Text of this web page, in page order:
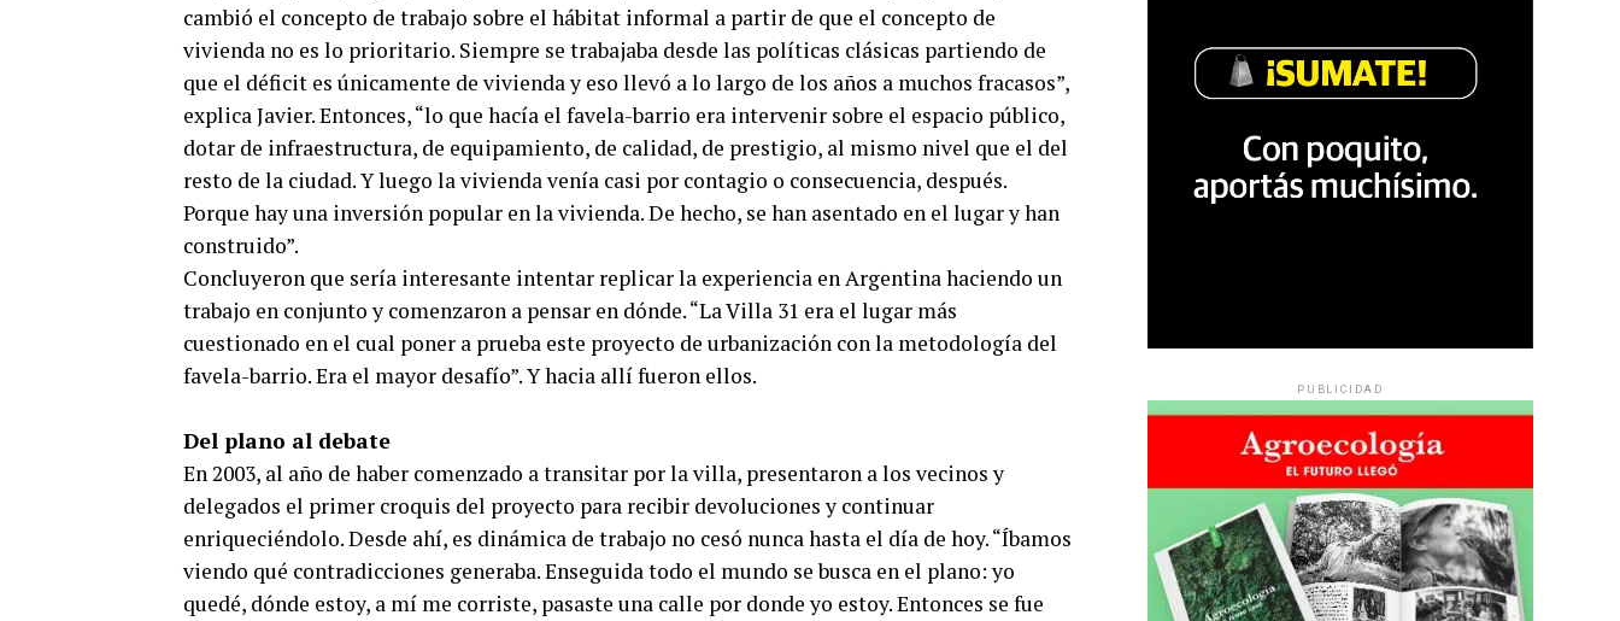
cambió el concepto de trabajo sobre el hábitat informal a partir de que el concepto de
vivienda no es lo prioritario. Siempre se trabajaba desde las políticas clásicas partiendo de
que el déficit es únicamente de vivienda y eso llevó a lo largo de los años a muchos fracasos”,
explica Javier. Entonces, “lo que hacía el favela-barrio era intervenir sobre el espacio público,
dotar de infraestructura, de equipamiento, de calidad, de prestigio, al mismo nivel que el del
resto de la ciudad. Y luego la vivienda venía casi por contagio o consecuencia, después.
Porque hay una inversión popular en la vivienda. De hecho, se han asentado en el lugar y han
construido”.
Concluyeron que sería interesante intentar replicar la experiencia en Argentina haciendo un
trabajo en conjunto y comenzaron a pensar en dónde. “La Villa 31 era el lugar más
cuestionado en el cual poner a prueba este proyecto de urbanización con la metodología del
favela-barrio. Era el mayor desafío”. Y hacia allí fueron ellos.
Del plano al debate
En 2003, al año de haber comenzado a transitar por la villa, presentaron a los vecinos y
delegados el primer croquis del proyecto para recibir devoluciones y continuar
enriqueciéndolo. Desde ahí, es dinámica de trabajo no cesó nunca hasta el día de hoy. “Íbamos
viendo qué contradicciones generaba. Enseguida todo el mundo se busca en el plano: yo
quedé, dónde estoy, a mí me corriste, pasaste una calle por donde yo estoy. Entonces se fue
PUBLICIDAD